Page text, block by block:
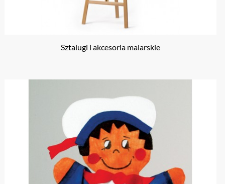
Sztalugi i akcesoria malarskie